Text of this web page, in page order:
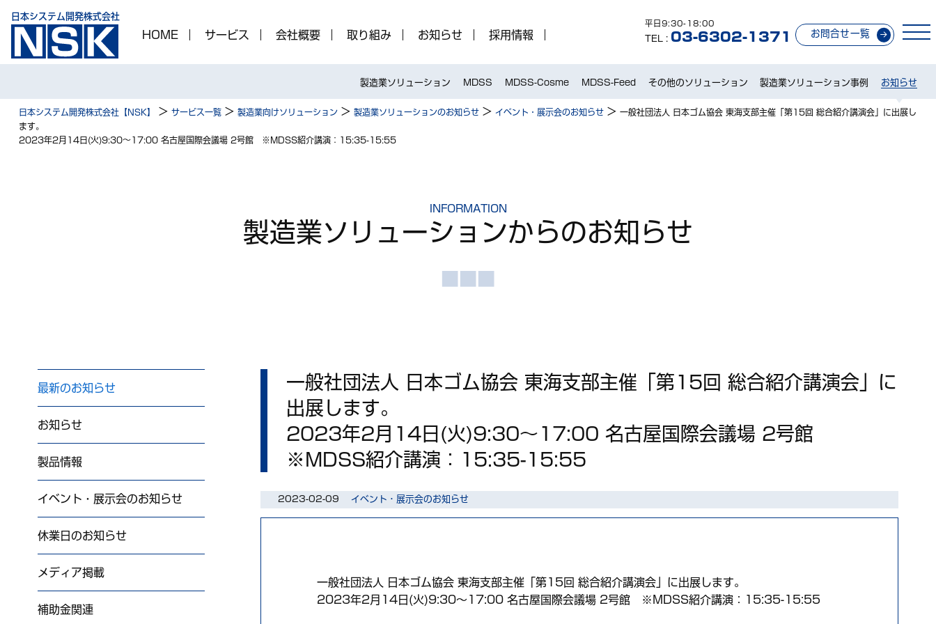
日本システム開発株式会社
HOME サービス 会社概要 取り組み お知らせ 採用情報
平日9:30-18:00
TEL : 03-6302-1371 お問合せ一覧
製造業ソリューション MDSS MDSS-Cosme MDSS-Feed その他のソリューション 製造業ソリューション事例 お知らせ
日本システム開発株式会社【NSK】 > サービス一覧> 製造業向けソリューション> 製造業ソリューションのお知らせ> イベント・展示会のお知らせ> 一般社団法人 日本ゴム協会 東海支部主催「第15回 総合紹介講演会」に出展し
ます。
2023年2月14日(火)9:30～17:00 名古屋国際会議場 2号館 ※MDSS紹介講演：15:35-15:55
INFORMATION
製造業ソリューションからのお知らせ
最新のお知らせ
お知らせ
製品情報
イベント・展示会のお知らせ
休業日のお知らせ
メディア掲載
補助金関連
一般社団法人 日本ゴム協会 東海支部主催「第15回 総合紹介講演会」に
出展します。
2023年2月14日(火)9:30～17:00 名古屋国際会議場 2号館
※MDSS紹介講演：15:35-15:55
2023-02-09 イベント・展示会のお知らせ
一般社団法人 日本ゴム協会 東海支部主催「第15回 総合紹介講演会」に出展します。
2023年2月14日(火)9:30～17:00 名古屋国際会議場 2号館 ※MDSS紹介講演：15:35-15:55